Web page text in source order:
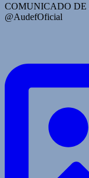
COMUNICADO DE
@AudefOficial